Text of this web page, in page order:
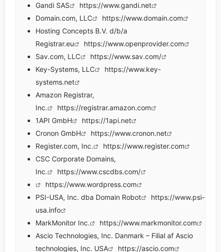
Gandi SAS
https://www.gandi.net
Domain.com, LLC
https://www.domain.com
Hosting Concepts B.V. d/b/a
Registrar.eu
https://www.openprovider.com
Sav.com, LLC
https://www.sav.com/
Key-Systems, LLC
https://www.key-
systems.net
Amazon Registrar,
Inc.
https://registrar.amazon.com
1API GmbH
https://1api.net
Cronon GmbH
https://www.cronon.net
Register.com, Inc.
https://www.register.com
CSC Corporate Domains,
Inc.
https://www.cscdbs.com/
https://www.wordpress.com
PSI-USA, Inc. dba Domain Robot
https://www.psi-
usa.info
MarkMonitor Inc.
https://www.markmonitor.com
Ascio Technologies, Inc. Danmark – Filial af Ascio
technologies, Inc. USA
https://ascio.com